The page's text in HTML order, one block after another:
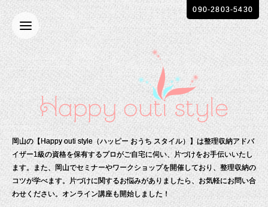
岡山の【Happy outi style（ハッピー おうち スタイル）】は整理収納アドバ
イザー1級の資格を保有するプロがご自宅に伺い、片づけをお手伝いいたし
ます。 また、岡山でセミナーやワークショップを開催しており、整理収納の
コツが学べます。 片づけに関するお悩みがありましたら、お気軽にお問い合
わせください。 オンライン講座も開始しました！
090-2803-5430